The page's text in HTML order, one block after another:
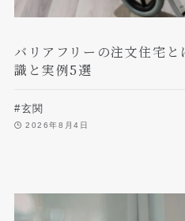
バリアフリーの注文住宅
識と実例5選
#玄関
2026年8月4日